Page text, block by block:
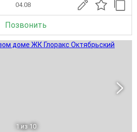
04.08
Позвонить
1 из 10